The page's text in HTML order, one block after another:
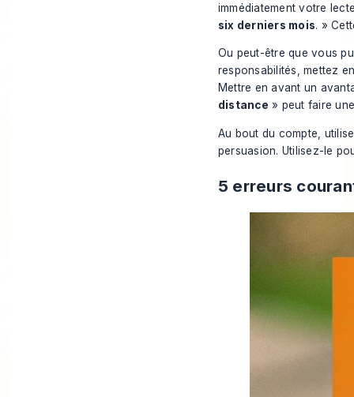
immédiatement votre
six derniers mois. »
Ou peut-être que vous
responsabilités, mettez
Mettre en avant un
distance » peut faire
Au bout du compte,
persuasion. Utilisez-le
5 erreurs